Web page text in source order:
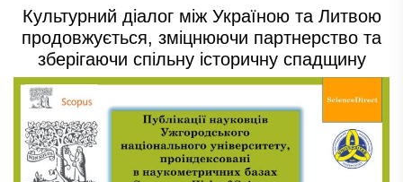
Культурний діалог між Україною та Литвою
продовжується, зміцнюючи партнерство та
зберігаючи спільну історичну спадщину